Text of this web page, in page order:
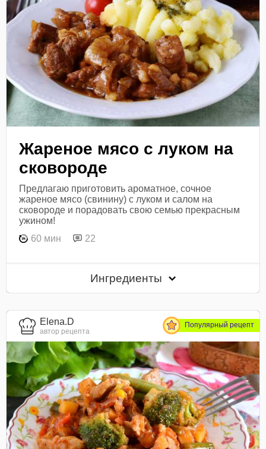
Жареное мясо с луком на
сковороде
Предлагаю приготовить ароматное, сочное
жареное мясо (свинину) с луком и салом на
сковороде и порадовать свою семью прекрасным
ужином!
60 мин
22
Ингредиенты
Elena.D
автор рецепта
Популярный рецепт